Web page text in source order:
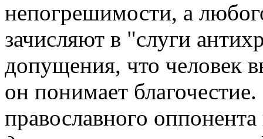
непогрешимости, а
зачисляют в "слуги
допущения, что человек
он понимает
православного